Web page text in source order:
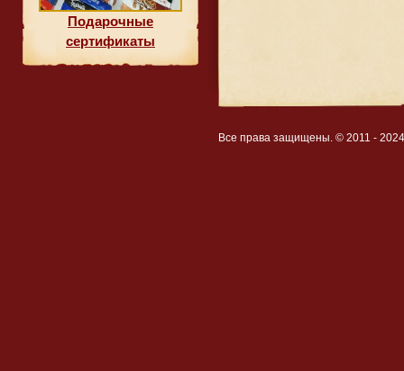
Подарочные
сертификаты
Все права защищены. © 2011 - 2024